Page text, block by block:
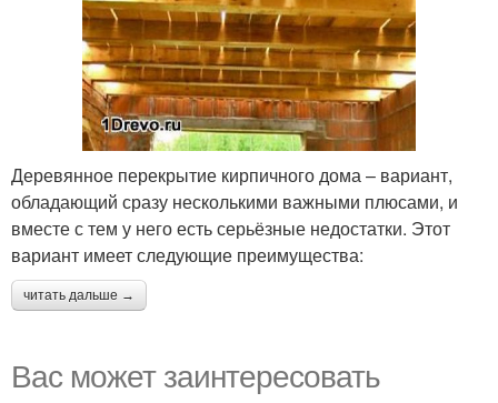
Деревянное перекрытие кирпичного дома – вариант,
обладающий сразу несколькими важными плюсами, и
вместе с тем у него есть серьёзные недостатки. Этот
вариант имеет следующие преимущества:
читать дальше →
Вас может заинтересовать